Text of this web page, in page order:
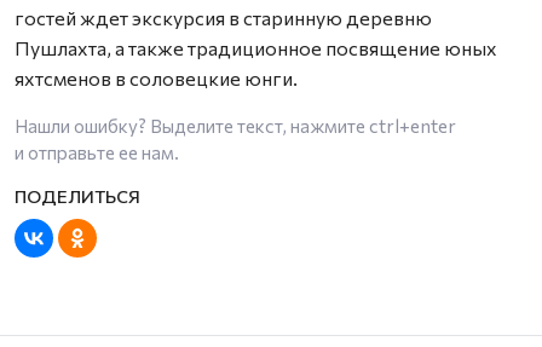
гостей ждет экскурсия в старинную деревню
Пушлахта, а также традиционное посвящение юных
яхтсменов в соловецкие юнги.
Нашли ошибку? Выделите текст, нажмите ctrl+enter
и отправьте ее нам.